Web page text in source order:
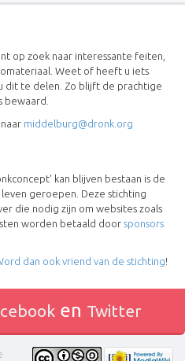
op zoek naar interessante feiten,
Weet of heeft u iets
dit te delen. Zo blijft de prachtige
bewaard.
middelburg@dronk.org
kan blijven bestaan is de
leven geroepen. Deze stichting
die nodig zijn om websites zoals
worden betaald door sponsors
dan ook vriend van de stichting!
en Twitter